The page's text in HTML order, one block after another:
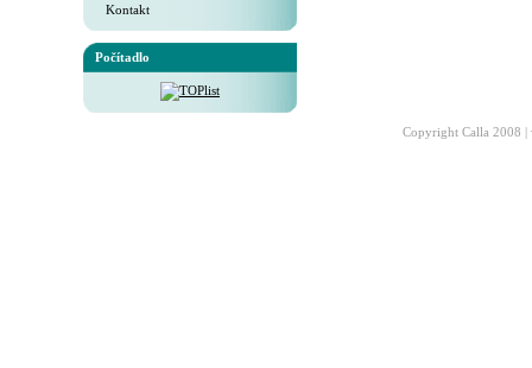
Kontakt
Počítadlo
Copyright Calla 2008 |